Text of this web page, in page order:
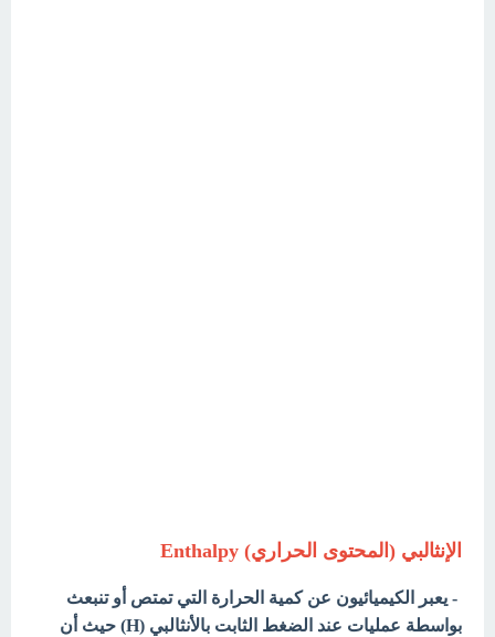
الإنثالبي (المحتوى الحراري) Enthalpy
- یعبر الكیمیائیون عن كمیة الحرارة التي تمتص أو تنبعث
بواسطة عملیات عند الضغط الثابت بالأنثالبي (H) حیث أن